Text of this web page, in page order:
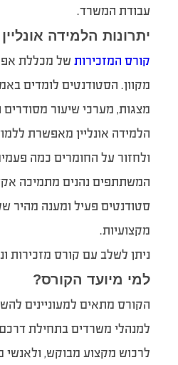
עבודת המשרד.
יתרונות הלמידה
קורס המזכירותשל מכללת
מקוון. הסטודנטים לומדים
מצגות, מערכי שיעור מסודרים
הלמידה אונליין מאפשרת
ולחזור על החומרים כמה
המשתתפים נהנים מתמיכה
סטודנטים פעיל ומענה מהיר
מקצועיות.
ניתן לשלב עם קורס מזכירות
למי מיועד הקורס?
הקורס מתאים למעוניינים
למנהלי משרדים בתחילת דרכם,
לרכוש מקצוע מבוקש, ולאנשי